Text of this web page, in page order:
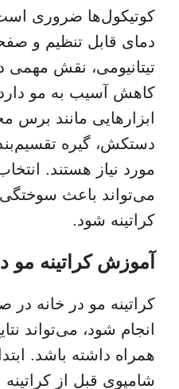
کوتیکول‌ها ضروری
دمای قابل تنظیم و
تیتانیومی، نقش مهمی
کاهش آسیب به مو دارد.
ابزارهایی مانند
دستکش، گیره
مورد نیاز هستند.
می‌تواند باعث
کراتینه شود.
آموزش کراتینه مو
کراتینه مو در خانه
انجام شود، می‌تواند
همراه داشته باشد.
شامپوی قبل از کراتینه